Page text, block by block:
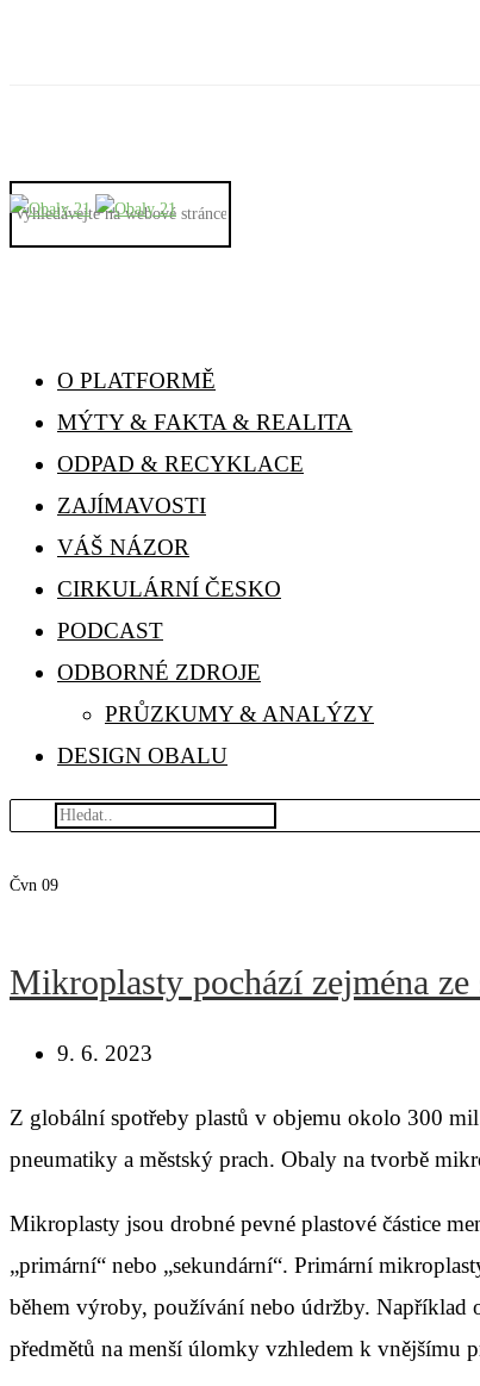
O PLATFORMĚ
MÝTY & FAKTA & REALITA
ODPAD & RECYKLACE
ZAJÍMAVOSTI
VÁŠ NÁZOR
CIRKULÁRNÍ ČESKO
PODCAST
ODBORNÉ ZDROJE
PRŮZKUMY & ANALÝZY
DESIGN OBALU
Čvn 09
Mikroplasty pochází zejména
9. 6. 2023
Z globální spotřeby plastů v objemu okolo 300
pneumatiky a městský prach. Obaly na tvorbě
Mikroplasty jsou drobné pevné plastové částice
„primární“ nebo „sekundární“. Primární
během výroby, používání nebo údržby. Například
předmětů na menší úlomky vzhledem k vnějšímu